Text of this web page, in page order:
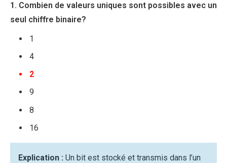
1. Combien de valeurs uniques sont possibles avec un
seul chiffre binaire?
1
4
2
9
8
16
Explication : Un bit est stocké et transmis dans l’un